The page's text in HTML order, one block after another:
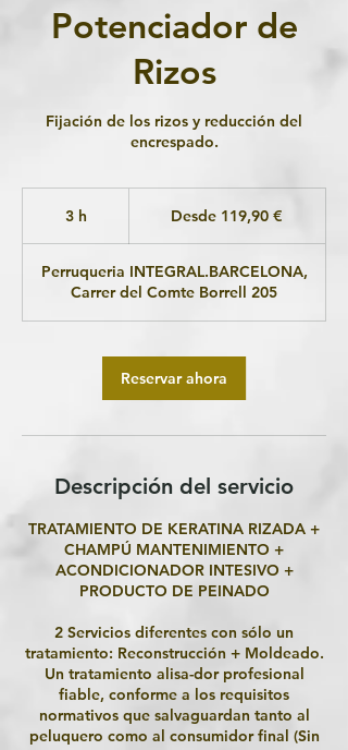
Potenciador de
Rizos
Fijación de los rizos y reducción del
encrespado.
3 h Desde 119,90 €
Perruqueria INTEGRAL.BARCELONA,
Carrer del Comte Borrell 205
Reservar ahora
Descripción del servicio
TRATAMIENTO DE KERATINA RIZADA +
CHAMPÚ MANTENIMIENTO +
ACONDICIONADOR INTESIVO +
PRODUCTO DE PEINADO
2 Servicios diferentes con sólo un
tratamiento: Reconstrucción + Moldeado.
Un tratamiento alisa-dor profesional
fiable, conforme a los requisitos
normativos que salvaguardan tanto al
peluquero como al consumidor final (Sin